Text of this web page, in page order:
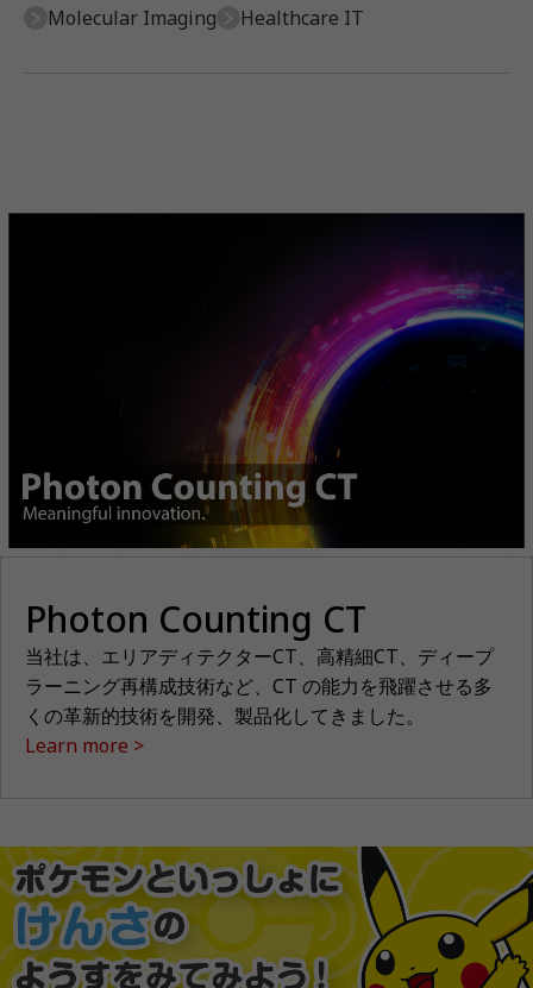
Molecular Imaging
Healthcare IT
Photon Counting CT
当社は、エリアディテクターCT、高精細CT、ディープ
ラーニング再構成技術など、CT の能力を飛躍させる多
くの革新的技術を開発、製品化してきました。
Learn more